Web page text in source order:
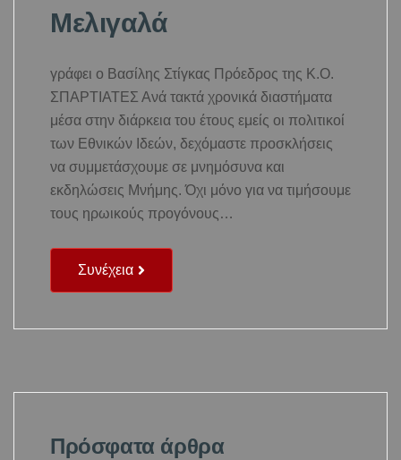
Μελιγαλά
γράφει ο Βασίλης Στίγκας Πρόεδρος της Κ.Ο.
ΣΠΑΡΤΙΑΤΕΣ Ανά τακτά χρονικά διαστήματα
μέσα στην διάρκεια του έτους εμείς οι πολιτικοί
των Εθνικών Ιδεών, δεχόμαστε προσκλήσεις
να συμμετάσχουμε σε μνημόσυνα και
εκδηλώσεις Μνήμης. Όχι μόνο για να τιμήσουμε
τους ηρωικούς προγόνους…
Συνέχεια
Πρόσφατα άρθρα